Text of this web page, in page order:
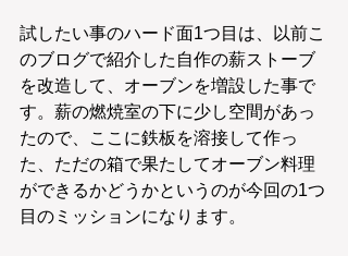
試したい事のハード面1つ目は、以前こ
のブログで紹介した自作の薪ストーブ
を改造して、オーブンを増設した事で
す。薪の燃焼室の下に少し空間があっ
たので、ここに鉄板を溶接して作っ
た、ただの箱で果たしてオーブン料理
ができるかどうかというのが今回の1つ
目のミッションになります。